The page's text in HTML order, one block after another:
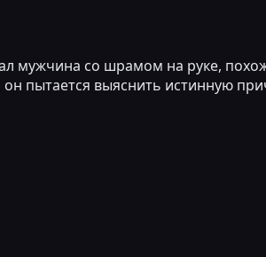
мужчина со шрамом на руке,
пытается выяснить истинную